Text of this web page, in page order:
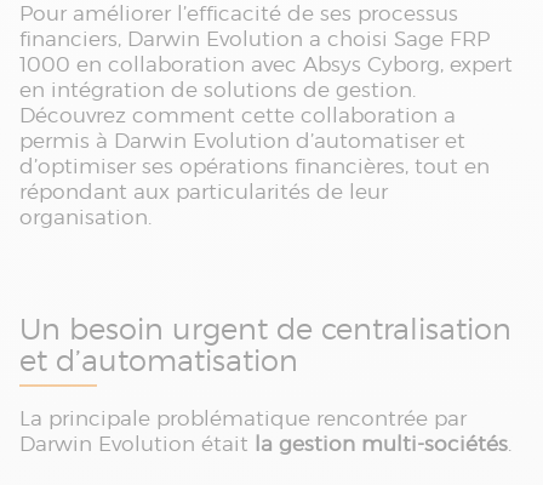
Pour améliorer l’efficacité de ses processus
financiers, Darwin Evolution a choisi Sage FRP
1000 en collaboration avec Absys Cyborg, expert
en intégration de solutions de gestion.
Découvrez comment cette collaboration a
permis à Darwin Evolution d’automatiser et
d’optimiser ses opérations financières, tout en
répondant aux particularités de leur
organisation.
Un besoin urgent de centralisation
et d’automatisation
La principale problématique rencontrée par
Darwin Evolution était la gestion multi-sociétés.